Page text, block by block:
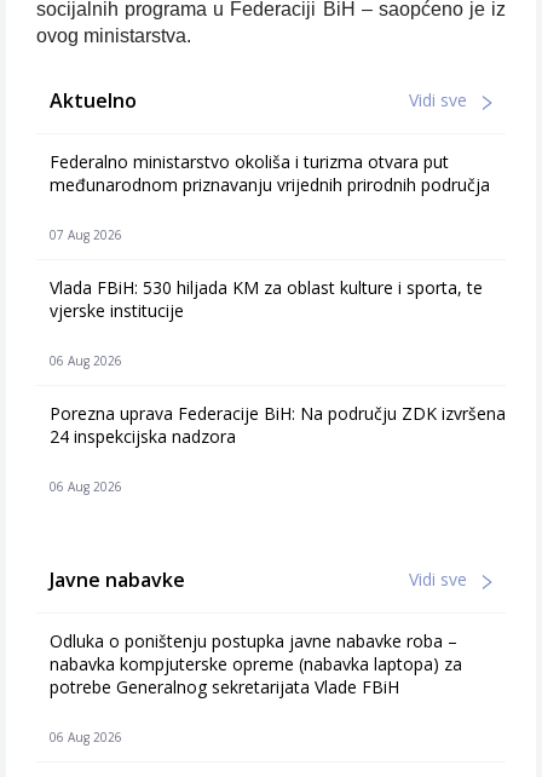
socijalnih programa u Federaciji BiH – saopćeno je iz
ovog ministarstva.
Aktuelno Vidi sve
Federalno ministarstvo okoliša i turizma otvara put
međunarodnom priznavanju vrijednih prirodnih područja
07 Aug 2026
Vlada FBiH: 530 hiljada KM za oblast kulture i sporta, te
vjerske institucije
06 Aug 2026
Porezna uprava Federacije BiH: Na području ZDK izvršena
24 inspekcijska nadzora
06 Aug 2026
Javne nabavke Vidi sve
Odluka o poništenju postupka javne nabavke roba –
nabavka kompjuterske opreme (nabavka laptopa) za
potrebe Generalnog sekretarijata Vlade FBiH
06 Aug 2026